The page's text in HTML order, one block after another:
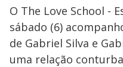
O The Love School -
sábado (6)
de Gabriel Silva e
uma relação